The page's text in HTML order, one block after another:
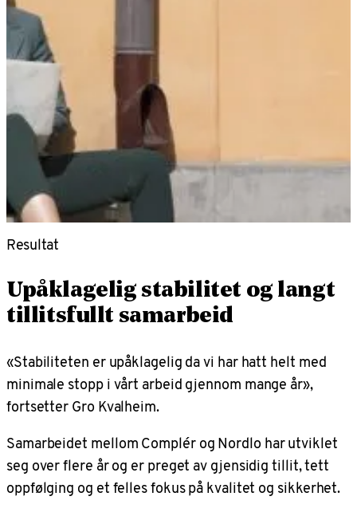
Resultat
Upåklagelig stabilitet og langt
tillitsfullt samarbeid
«Stabiliteten er upåklagelig da vi har hatt helt med
minimale stopp i vårt arbeid gjennom mange år»,
fortsetter Gro Kvalheim.
Samarbeidet mellom Complér og Nordlo har utviklet
seg over flere år og er preget av gjensidig tillit, tett
oppfølging og et felles fokus på kvalitet og sikkerhet.